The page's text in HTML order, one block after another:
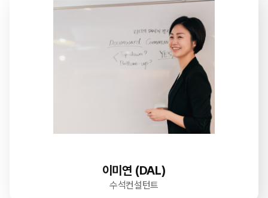
이미연 (DAL)
수석컨설턴트